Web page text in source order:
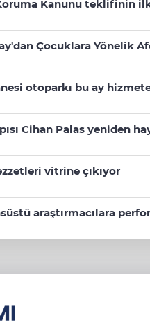
Kanunu teklifinin
Çocuklara Yönelik
otoparkı bu ay
Cihan Palas yeniden
vitrine çıkıyor
araştırmacılara